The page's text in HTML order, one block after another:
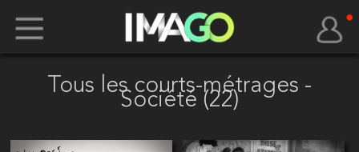
Tous les courts-métrages -
Société (22)